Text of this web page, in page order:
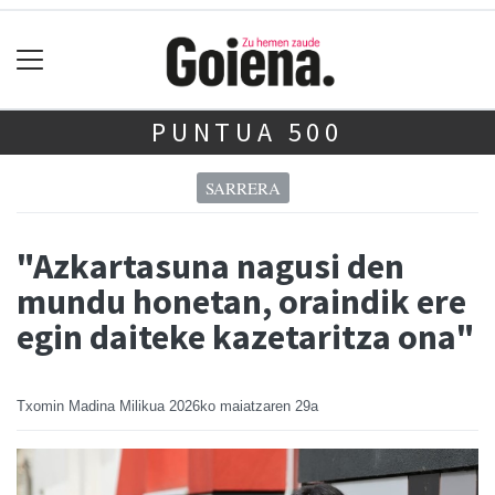
PUNTUA 500
SARRERA
"Azkartasuna nagusi den
mundu honetan, oraindik ere
egin daiteke kazetaritza ona"
Txomin Madina Milikua 2026ko maiatzaren 29a